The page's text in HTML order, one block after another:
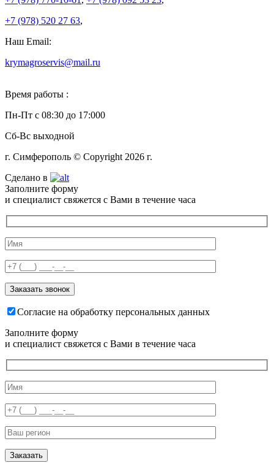
+7 (978) 520 27 63,
Наш Email:
krymagroservis@mail.ru
Время работы :
Пн-Пт с 08:30 до 17:000
Сб-Вс выходной
г. Симферополь © Copyright 2026 г.
Сделано в
Заполните форму
и специалист свяжется с Вами в течение часа
Согласие на обработку персональных данных
Заполните форму
и специалист свяжется с Вами в течение часа